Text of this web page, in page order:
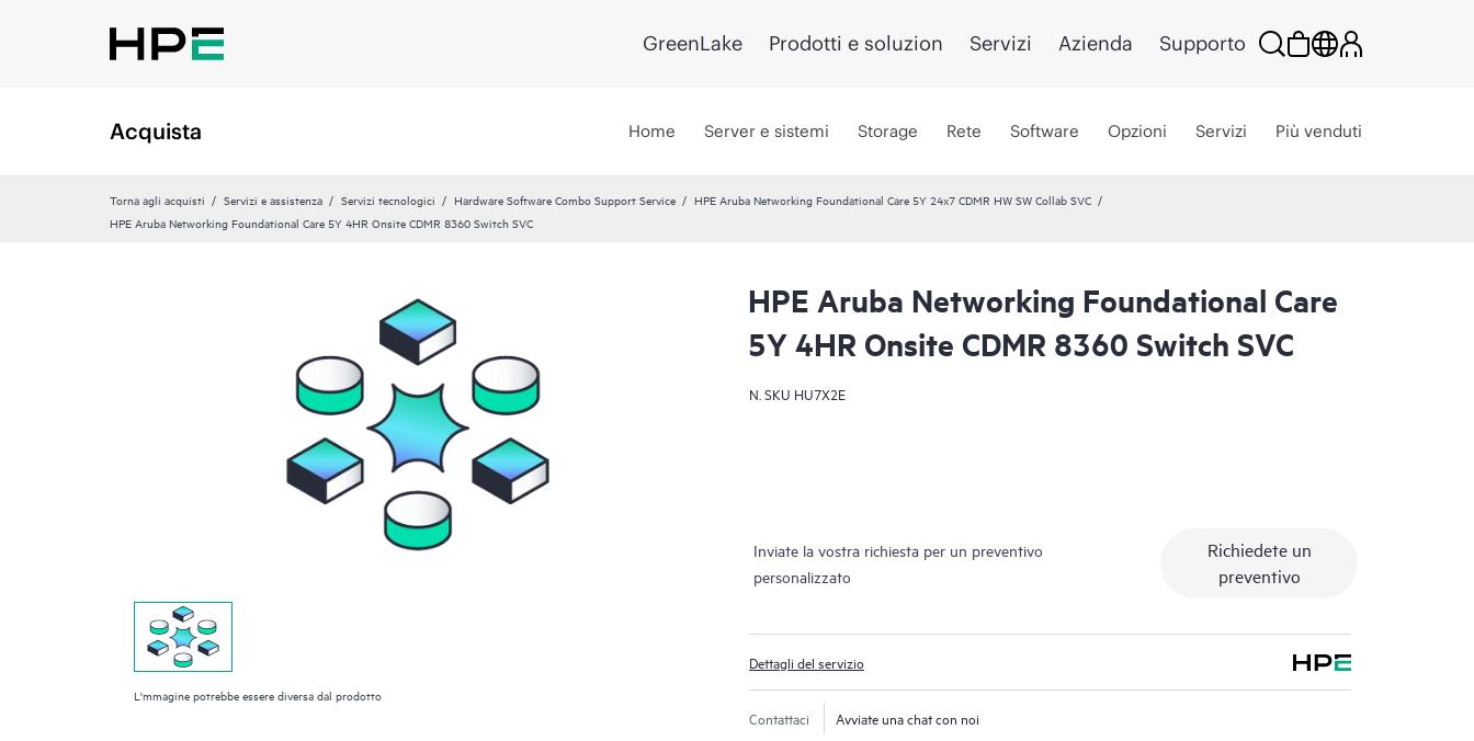
GreenLake Prodotti e soluzion Servizi Azienda Supporto
Acquista Home Server e sistemi Storage Rete Software Opzioni Servizi Più venduti
Torna agli acquisti Servizi e assistenza Servizi tecnologici Hardware Software Combo Support Service
HPE Aruba Networking Foundational Care 5Y 24x7 CDMR HW SW Collab SVC
HPE Aruba Networking Foundational Care 5Y 4HR Onsite CDMR 8360 Switch SVC
L'mmagine potrebbe essere diversa dal prodotto
HPE Aruba Networking Foundational Care
5Y 4HR Onsite CDMR 8360 Switch SVC
N. SKU HU7X2E
Inviate la vostra richiesta per un preventivo
personalizzato
Richiedete un
preventivo
Dettagli del servizio
Contattaci Avviate una chat con noi